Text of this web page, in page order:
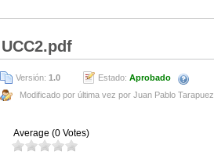
UCC2.pdf
Versión: 1.0 Estado: Aprobado
Modificado por última vez por Juan Pablo Tarapuez
Average (0 Votes)